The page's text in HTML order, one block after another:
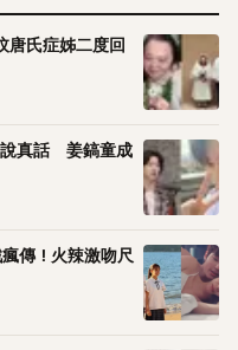
唐氏症姊二度回
說真話 姜鎬童成
瘋傳！火辣激吻尺